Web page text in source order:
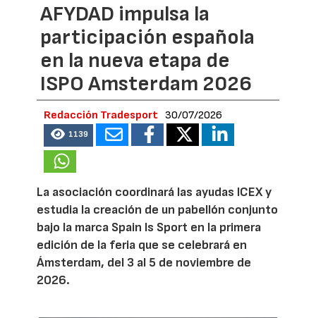
AFYDAD impulsa la
participación española
en la nueva etapa de
ISPO Amsterdam 2026
Redacción Tradesport 30/07/2026
1139
La asociación coordinará las ayudas ICEX y
estudia la creación de un pabellón conjunto
bajo la marca Spain Is Sport en la primera
edición de la feria que se celebrará en
Ámsterdam, del 3 al 5 de noviembre de
2026.